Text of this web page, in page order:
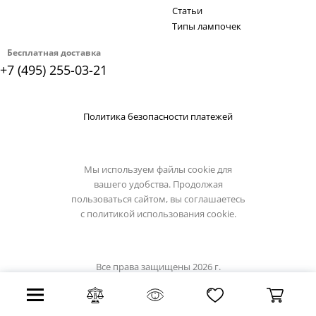
Бесплатная доставка
+7 (495) 255-03-21
Статьи
Типы лампочек
Политика безопасности платежей
Мы используем файлы cookie для
вашего удобства. Продолжая
пользоваться сайтом, вы соглашаетесь
с политикой использования cookie.
Все права защищены 2026 г.